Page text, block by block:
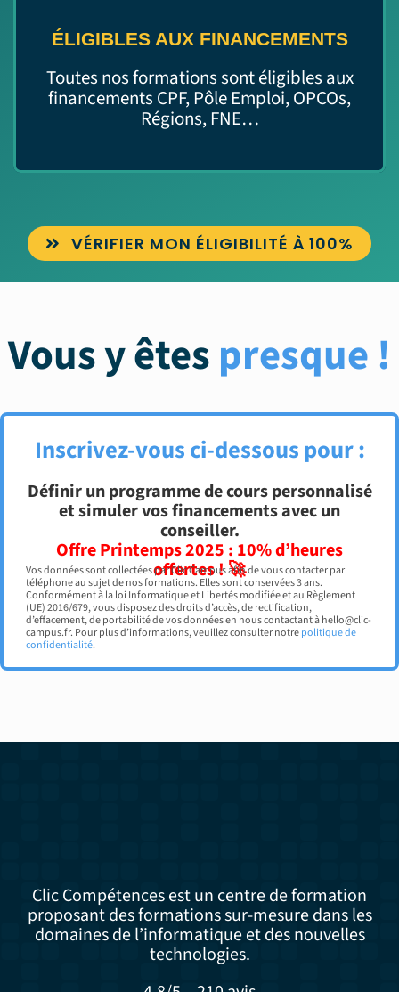
ÉLIGIBLES AUX FINANCEMENTS
Toutes nos formations sont éligibles aux
financements CPF, Pôle Emploi, OPCOs,
Régions, FNE…
VÉRIFIER MON ÉLIGIBILITÉ À 100%
Vous y êtespresque !
Inscrivez-vous ci-dessous pour :
Définir un programme de cours personnalisé
et simuler vos financements avec un
conseiller.
Offre Printemps 2025 : 10% d’heures
offertes ! 🚀
Vos données sont collectées par Clic Campus afin de vous contacter par
téléphone au sujet de nos formations. Elles sont conservées 3 ans.
Conformément à la loi Informatique et Libertés modifiée et au Règlement
(UE) 2016/679, vous disposez des droits d’accès, de rectification,
d’effacement, de portabilité de vos données en nous contactant à hello@clic-
campus.fr. Pour plus d’informations, veuillez consulter notrepolitique de
confidentialité.
Clic Compétences est un centre de formation
proposant des formations sur-mesure dans les
domaines de l’informatique et des nouvelles
technologies.